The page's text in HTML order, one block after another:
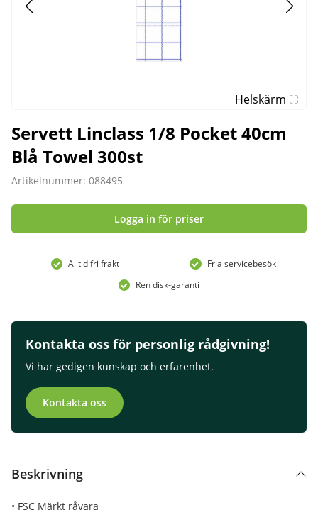
Helskärm
Servett Linclass 1/8 Pocket 40cm
Blå Towel 300st
Artikelnummer: 088495
Logga in för priser
Alltid fri frakt
Fria servicebesök
Ren disk-garanti
Kontakta oss för personlig rådgivning!
Vi har gedigen kunskap och erfarenhet.
Kontakta oss
Beskrivning
• FSC Märkt råvara